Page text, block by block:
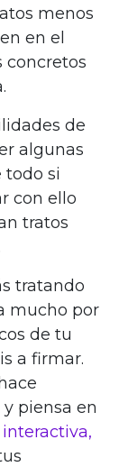
menos
en el
concretos
de
algunas
todo si
con ello
tratos
tratando
mucho por
de tu
a firmar.
piensa en
interactiva,